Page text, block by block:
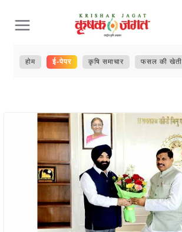
content
होम ई-पेपर कृषि समाचार फसल की खेती